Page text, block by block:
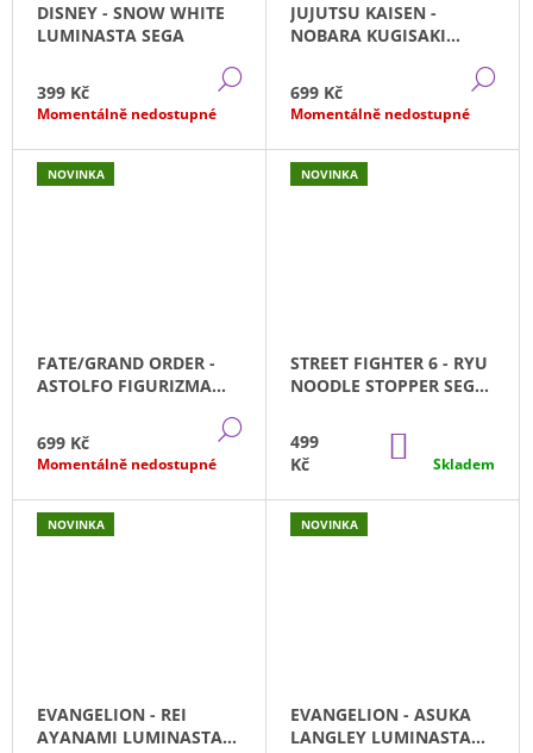
DISNEY - SNOW WHITE
LUMINASTA SEGA
399 Kč
DETAIL
Momentálně nedostupné
JUJUTSU KAISEN -
NOBARA KUGISAKI
(18CM)
699 Kč
Momentálně nedostupné
NOVINKA
FATE/GRAND ORDER -
ASTOLFO FIGURIZMA
699 Kč
DETAIL
Momentálně nedostupné
NOVINKA
STREET FIGHTER 6 - RYU
NOODLE STOPPER SEGA
499
Kč
KOŠÍKU
Skladem
NOVINKA
EVANGELION - REI
AYANAMI LUMINASTA
NOVINKA
EVANGELION - ASUKA
LANGLEY LUMINASTA